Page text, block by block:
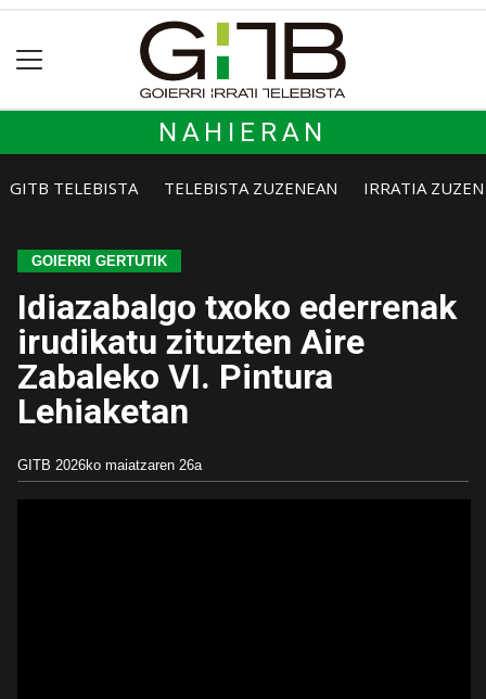
NAHIERAN
GITB TELEBISTA TELEBISTA ZUZENEAN IRRATIA
GOIERRI GERTUTIK
Idiazabalgo txoko ederrenak
irudikatu zituzten Aire
Zabaleko VI. Pintura
Lehiaketan
GITB 2026ko maiatzaren 26a